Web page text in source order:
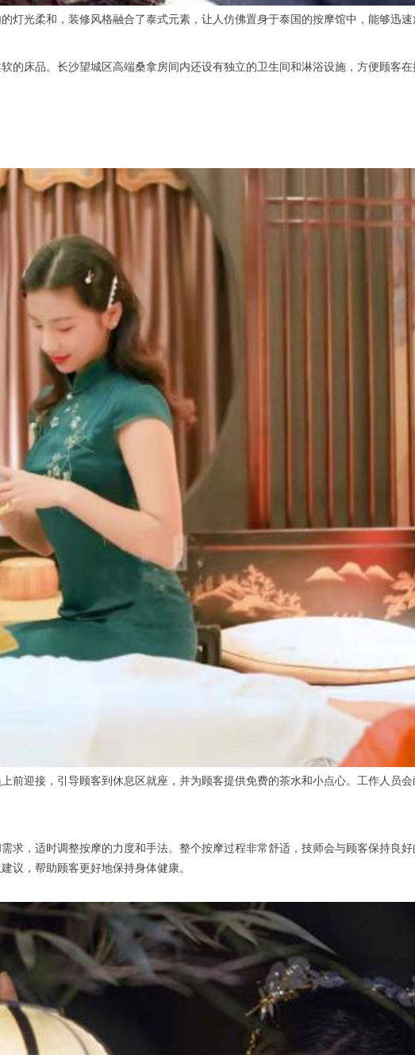
柔和，装修风格融合了泰式元素，让人仿佛置身于泰国的按摩馆中，能够迅速
品。长沙望城区高端桑拿房间内还设有独立的卫生间和淋浴设施，方便顾客在
接，引导顾客到休息区就座，并为顾客提供免费的茶水和小点心。工作人员会
适时调整按摩的力度和手法。整个按摩过程非常舒适，技师会与顾客保持良好
议，帮助顾客更好地保持身体健康。